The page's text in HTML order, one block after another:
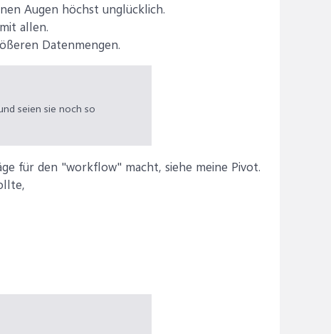
Augen höchst unglücklich.
allen.
Datenmengen.
seien sie noch so
für den "workflow" macht, siehe meine Pivot.